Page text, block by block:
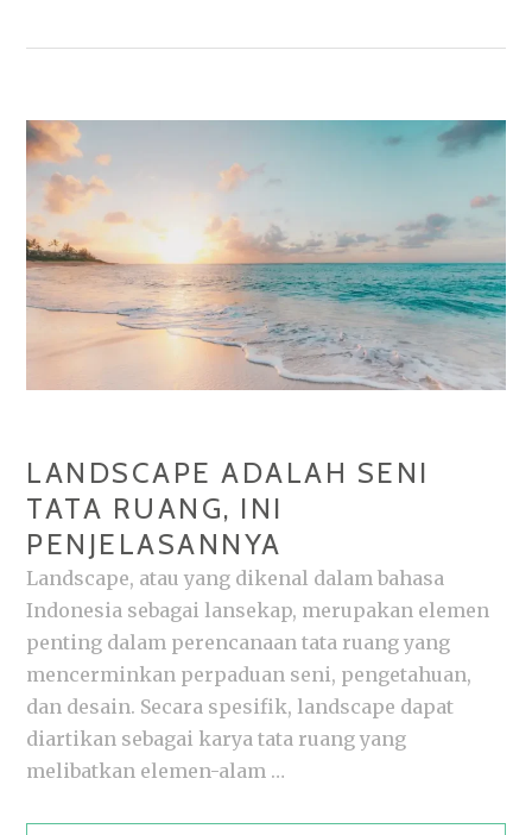
PROFESIONAL
LANDSCAPE ADALAH SENI
TATA RUANG, INI
PENJELASANNYA
Landscape, atau yang dikenal dalam bahasa
Indonesia sebagai lansekap, merupakan elemen
penting dalam perencanaan tata ruang yang
mencerminkan perpaduan seni, pengetahuan,
dan desain. Secara spesifik, landscape dapat
diartikan sebagai karya tata ruang yang
melibatkan elemen-alam …